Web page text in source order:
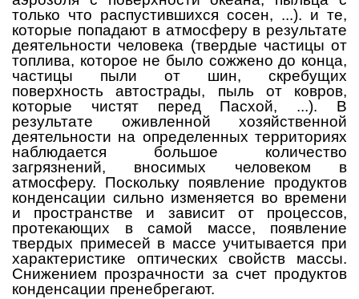
только что распустившихся сосен, ...). и те,
которые попадают в атмосферу в результате
деятельности человека (твердые частицы от
топлива, которое не было сожжено до конца,
частицы пыли от шин, скребущих
поверхность автострады, пыль от ковров,
которые чистят перед Пасхой, ...). В
результате оживленной хозяйственной
деятельности на определенных территориях
наблюдается большое количество
загрязнений, вносимых человеком в
атмосферу. Поскольку появление продуктов
конденсации сильно изменяется во времени
и пространстве и зависит от процессов,
протекающих в самой массе, появление
твердых примесей в массе учитывается при
характеристике оптических свойств массы.
Снижением прозрачности за счет продуктов
конденсации пренебрегают.